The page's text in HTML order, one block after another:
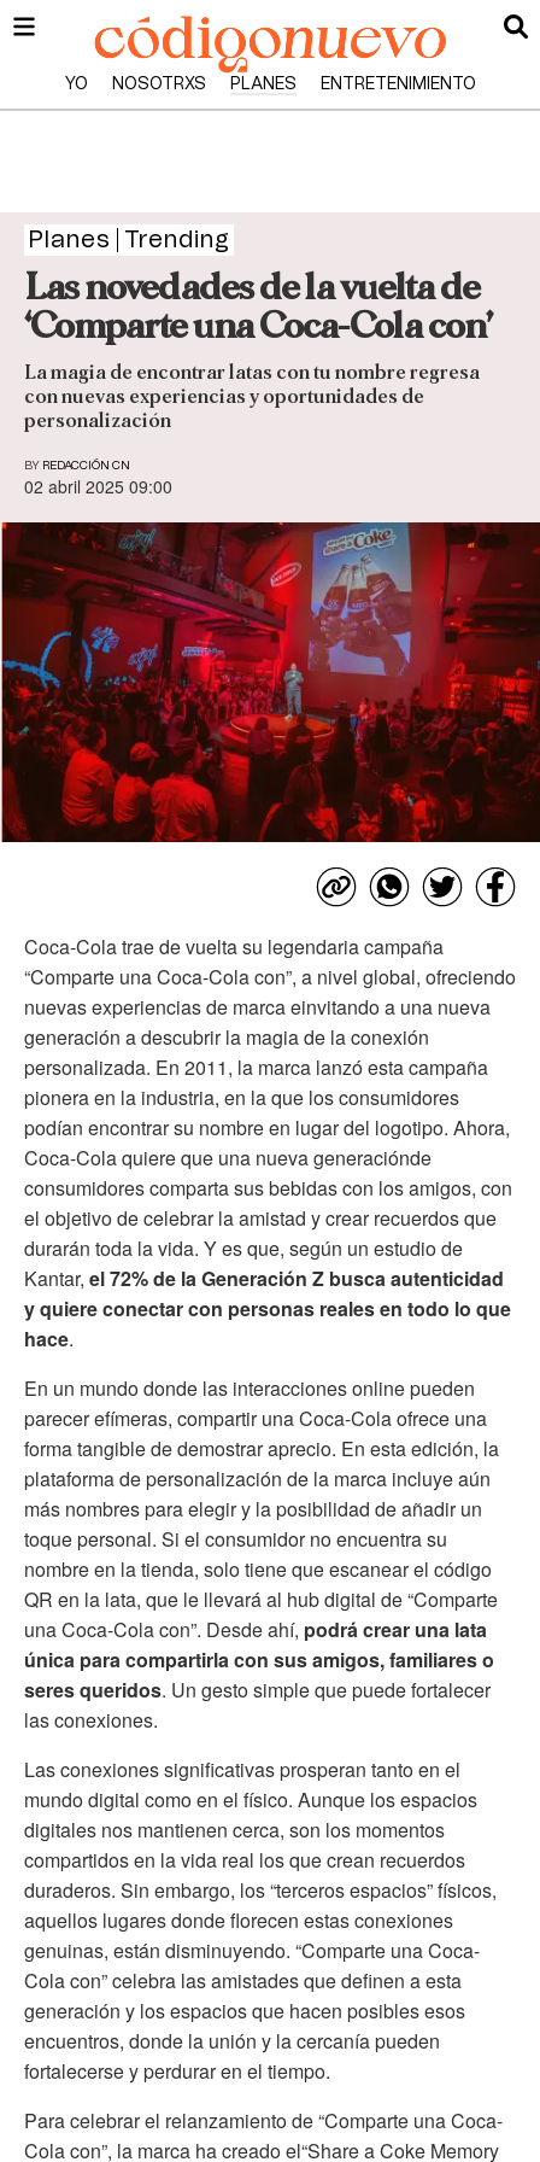
YO NOSOTRXS PLANES ENTRETENIMIENTO
Planes Trending
Las novedades de la vuelta de
‘Comparte una Coca-Cola con’
La magia de encontrar latas con tu nombre regresa
con nuevas experiencias y oportunidades de
personalización
BY REDACCIÓN CN
02 abril 2025 09:00
Coca-Cola trae de vuelta su legendaria campaña
“Comparte una Coca-Cola con”, a nivel global, ofreciendo
nuevas experiencias de marca einvitando a una nueva
generación a descubrir la magia de la conexión
personalizada. En 2011, la marca lanzó esta campaña
pionera en la industria, en la que los consumidores
podían encontrar su nombre en lugar del logotipo. Ahora,
Coca-Cola quiere que una nueva generaciónde
consumidores comparta sus bebidas con los amigos, con
el objetivo de celebrar la amistad y crear recuerdos que
durarán toda la vida. Y es que, según un estudio de
Kantar, el 72% de la Generación Z busca autenticidad
y quiere conectar con personas reales en todo lo que
hace.
En un mundo donde las interacciones online pueden
parecer efímeras, compartir una Coca-Cola ofrece una
forma tangible de demostrar aprecio. En esta edición, la
plataforma de personalización de la marca incluye aún
más nombres para elegir y la posibilidad de añadir un
toque personal. Si el consumidor no encuentra su
nombre en la tienda, solo tiene que escanear el código
QR en la lata, que le llevará al hub digital de “Comparte
una Coca-Cola con”. Desde ahí, podrá crear una lata
única para compartirla con sus amigos, familiares o
seres queridos. Un gesto simple que puede fortalecer
las conexiones.
Las conexiones significativas prosperan tanto en el
mundo digital como en el físico. Aunque los espacios
digitales nos mantienen cerca, son los momentos
compartidos en la vida real los que crean recuerdos
duraderos. Sin embargo, los “terceros espacios” físicos,
aquellos lugares donde florecen estas conexiones
genuinas, están disminuyendo. “Comparte una Coca-
Cola con” celebra las amistades que definen a esta
generación y los espacios que hacen posibles esos
encuentros, donde la unión y la cercanía pueden
fortalecerse y perdurar en el tiempo.
Para celebrar el relanzamiento de “Comparte una Coca-
Cola con”, la marca ha creado el“Share a Coke Memory